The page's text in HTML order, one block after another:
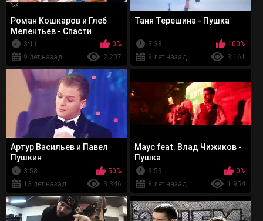
Роман Кошкаров и Глеб
Мелентьев - Спасти
Пушкина (OST "Спасти
Пушкина")
3:11
0%
9 лет назад
2 207
Таня Терешина - Пушка
3:38
100%
9 лет назад
3 161
Артур Васильев и Павел
Пушкин
3:58
50%
13 лет назад
3 346
Маус feat. Влад Чижиков -
Пушка
3:53
0%
8 лет назад
1 954